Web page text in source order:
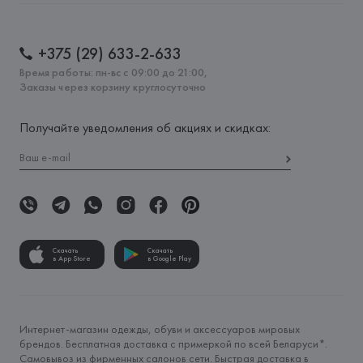
+375 (29) 633-2-633
Время работы: пн-вс с 09:00 до 21:00,
Заказы через корзину круглосуточно
Получайте уведомления об акциях и скидках:
Скачать
в App Store
Скачать
в Google Play
Интернет-магазин одежды, обуви и аксессуаров мировых
брендов. Бесплатная доставка с примеркой по всей Беларуси*.
Самовывоз из фирменных салонов сети. Быстрая доставка в